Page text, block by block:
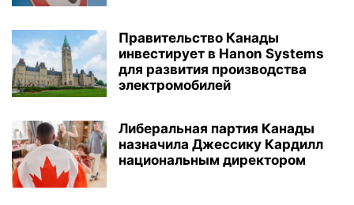
Правительство Канады
инвестирует в Hanon Systems
для развития производства
электромобилей
Либеральная партия Канады
назначила Джессику Кардилл
национальным директором